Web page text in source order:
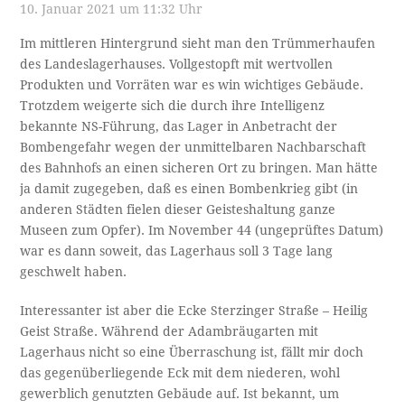
10. Januar 2021 um 11:32 Uhr
Im mittleren Hintergrund sieht man den Trümmerhaufen
des Landeslagerhauses. Vollgestopft mit wertvollen
Produkten und Vorräten war es win wichtiges Gebäude.
Trotzdem weigerte sich die durch ihre Intelligenz
bekannte NS-Führung, das Lager in Anbetracht der
Bombengefahr wegen der unmittelbaren Nachbarschaft
des Bahnhofs an einen sicheren Ort zu bringen. Man hätte
ja damit zugegeben, daß es einen Bombenkrieg gibt (in
anderen Städten fielen dieser Geisteshaltung ganze
Museen zum Opfer). Im November 44 (ungeprüftes Datum)
war es dann soweit, das Lagerhaus soll 3 Tage lang
geschwelt haben.
Interessanter ist aber die Ecke Sterzinger Straße – Heilig
Geist Straße. Während der Adambräugarten mit
Lagerhaus nicht so eine Überraschung ist, fällt mir doch
das gegenüberliegende Eck mit dem niederen, wohl
gewerblich genutzten Gebäude auf. Ist bekannt, um